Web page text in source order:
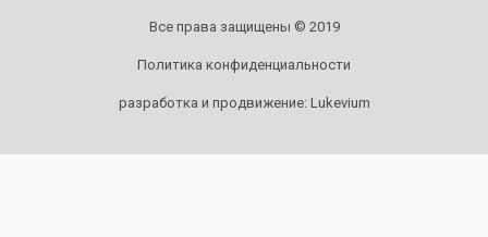
Все права защищены © 2019
Политика конфиденциальности
разработка и продвижение: Lukevium